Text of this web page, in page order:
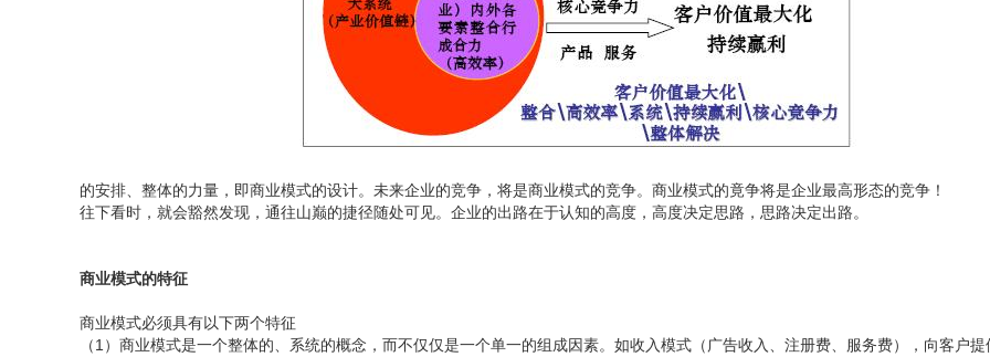
的安排、整体的力量，即商业模式的设计。未来企业的竞争，将是商业模式的竞争。商业模式的竟争将是企业最高形态的竞争！
往下看时，就会豁然发现，通往山巅的捷径随处可见。企业的出路在于认知的高度，高度决定思路，思路决定出路。
商业模式的特征
商业模式必须具有以下两个特征
（1）商业模式是一个整体的、系统的概念，而不仅仅是一个单一的组成因素。如收入模式（广告收入、注册费、服务费），向客户提